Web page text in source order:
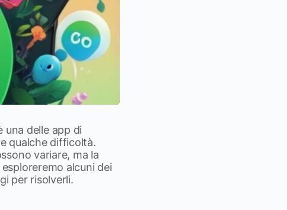
una delle app di
qualche difficoltà.
variare, ma la
alcuni dei
per risolverli.